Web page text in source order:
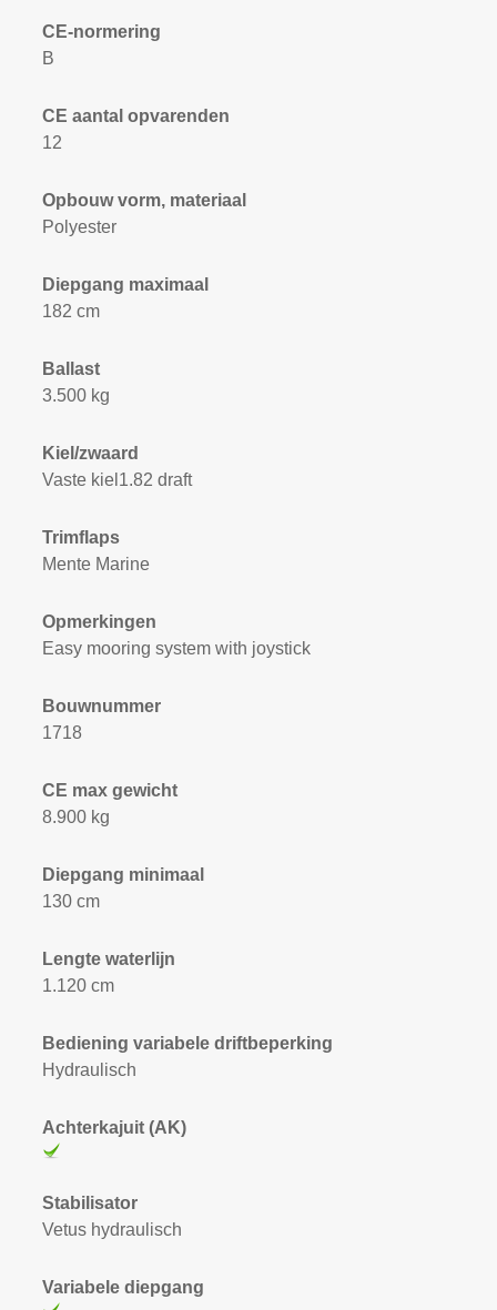
CE-normering
B
CE aantal opvarenden
12
Opbouw vorm, materiaal
Polyester
Diepgang maximaal
182 cm
Ballast
3.500 kg
Kiel/zwaard
Vaste kiel1.82 draft
Trimflaps
Mente Marine
Opmerkingen
Easy mooring system with joystick
Bouwnummer
1718
CE max gewicht
8.900 kg
Diepgang minimaal
130 cm
Lengte waterlijn
1.120 cm
Bediening variabele driftbeperking
Hydraulisch
Achterkajuit (AK)
Stabilisator
Vetus hydraulisch
Variabele diepgang